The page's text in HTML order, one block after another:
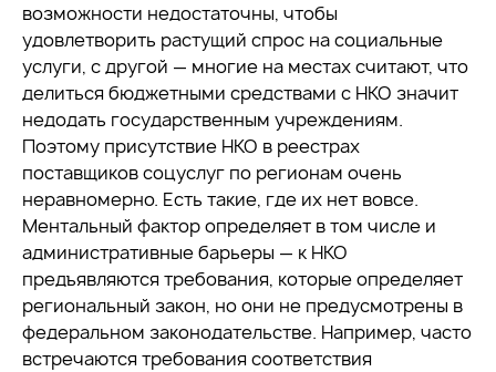
возможности недостаточны, чтобы
удовлетворить растущий спрос на социальные
услуги, с другой — многие на местах считают, что
делиться бюджетными средствами с НКО значит
недодать государственным учреждениям.
Поэтому присутствие НКО в реестрах
поставщиков соцуслуг по регионам очень
неравномерно. Есть такие, где их нет вовсе.
Ментальный фактор определяет в том числе и
административные барьеры — к НКО
предъявляются требования, которые определяет
региональный закон, но они не предусмотрены в
федеральном законодательстве. Например, часто
встречаются требования соответствия